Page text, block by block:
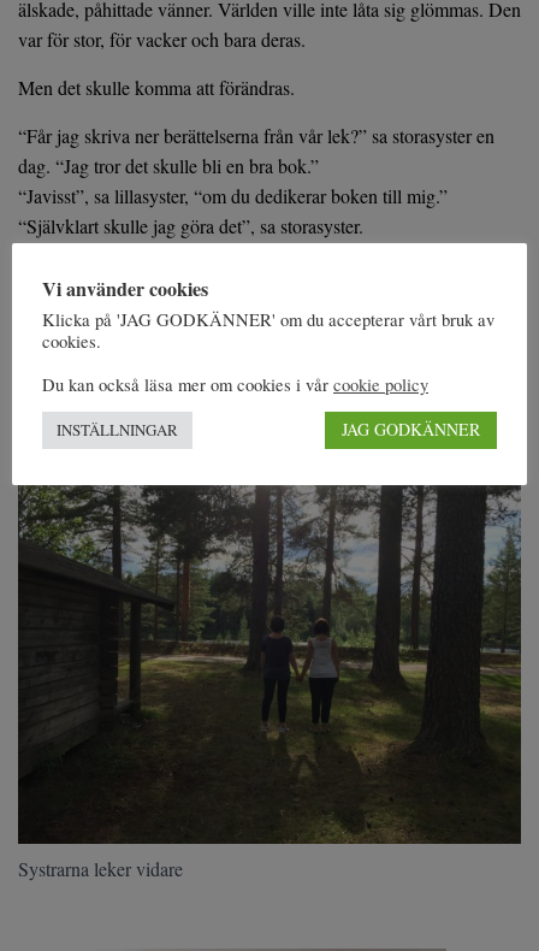
älskade, påhittade vänner. Världen ville inte låta sig glömmas. Den
var för stor, för vacker och bara deras.
Men det skulle komma att förändras.
“Får jag skriva ner berättelserna från vår lek?” sa storasyster en
dag. “Jag tror det skulle bli en bra bok.”
“Javisst”, sa lillasyster, “om du dedikerar boken till mig.”
“Självklart skulle jag göra det”, sa storasyster.
det blev inte en bok.
Det blev fem.
Systrarna leker vidare
Vi använder cookies
Klicka på 'JAG GODKÄNNER' om du accepterar vårt bruk av
cookies.
Du kan också läsa mer om cookies i vår cookie policy
INSTÄLLNINGAR JAG GODKÄNNER